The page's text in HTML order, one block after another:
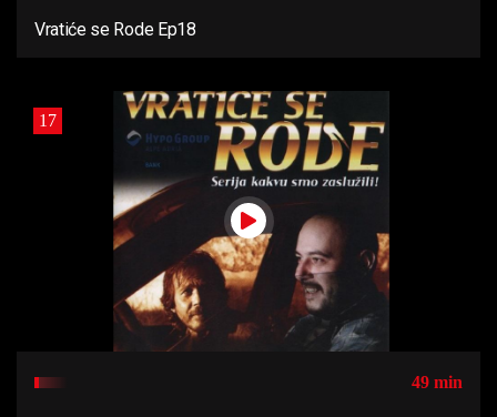
Vratiće se Rode Ep18
17
49 min